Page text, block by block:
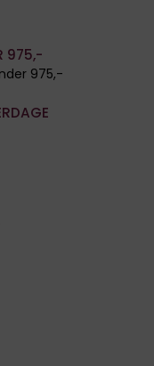
975,-
975,-